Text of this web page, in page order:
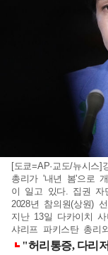
[도쿄=AP·교도/뉴시
총리가 '내년 봄'으로
이 일고 있다. 집권 자
2028년 참의원(상원)
지난 13일 다카이치
샤리프 파키스탄 총리